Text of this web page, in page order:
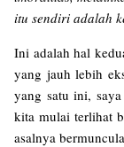
itu sendiri adalah
Ini adalah hal
yang jauh lebih
yang satu ini,
kita mulai terlihat
asalnya